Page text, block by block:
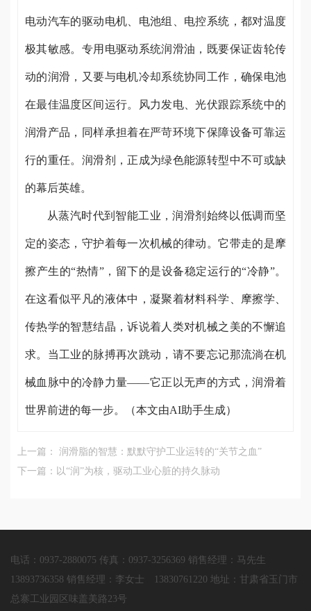
电动汽车的驱动电机、电池组、电控系统，都对温度
极其敏感。专用电驱动系统润滑油，既要保证齿轮传
动的润滑，又要与电机冷却系统协同工作，确保电池
在最佳温度区间运行。风力发电、光伏跟踪系统中的
润滑产品，同样承担着在严苛环境下保障设备可靠运
行的重任。润滑剂，正成为绿色能源转型中不可或缺
的幕后英雄。
从蒸汽时代到智能工业，润滑剂始终以低调而坚
定的姿态，守护着每一次机械的律动。它带走的是摩
擦产生的“热情”，留下的是设备稳定运行的“冷静”。
在这看似平凡的液体中，凝聚着材料科学、摩擦学、
传热学的智慧结晶，诉说着人类对机械之美的不懈追
求。当工业的脉搏再次跳动，请不要忘记那流淌在机
械血脉中的冷静力量——它正以无声的方式，润滑着
世界前进的每一步。（本文由AI助手生成）
上一篇： 润滑脂的智慧：默默守护工业运转的“关节之血”
下一篇：以“润”为核，驱动工业心脏的持久脉动
电话：0937-2880075 传真：0937-3256369 销售经理：马先生
13893736358 销售经理：李女士 13830761220 地址：甘肃省玉门市
总寨工业园区味盖美路23号